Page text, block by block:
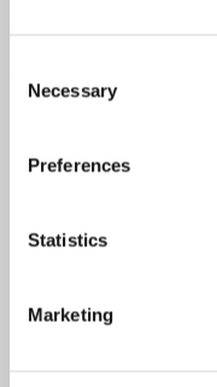
Selection
Necessary
Preferences
Statistics
Marketing
trækker Kenneth og
hele. Det bliver et
grøntsagen til det helt
nogle østers, men ikke